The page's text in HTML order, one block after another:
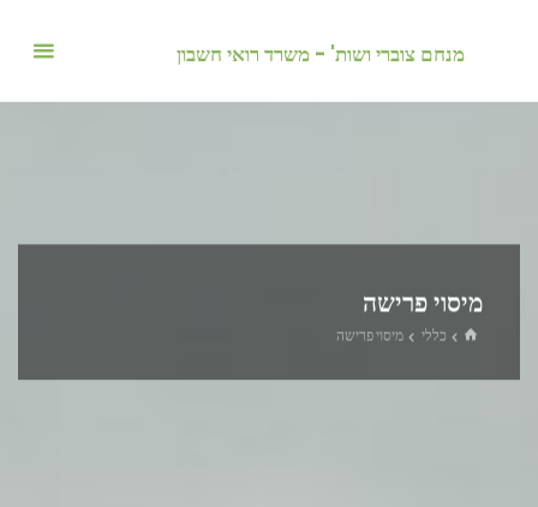
מנחם צוברי ושות' - משרד רואי חשבון
מיסוי פרישה
בית כללי מיסוי פרישה